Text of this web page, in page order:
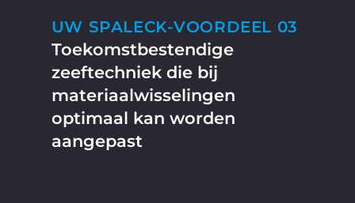
UW SPALECK-VOORDEEL 03
Toekomstbestendige
zeeftechniek die bij
materiaalwisselingen
optimaal kan worden
aangepast